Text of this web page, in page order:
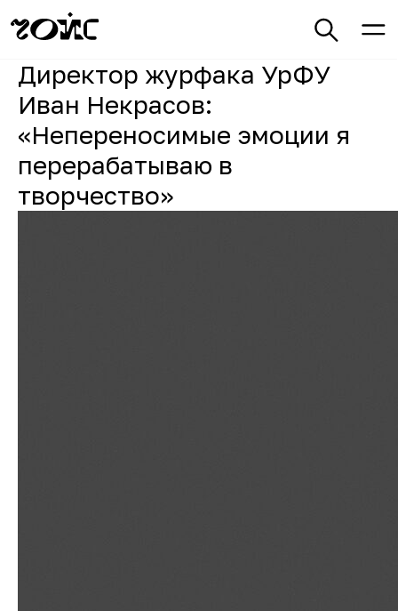
Директор журфака УрФУ
Иван Некрасов:
«Непереносимые эмоции я
перерабатываю в
творчество»